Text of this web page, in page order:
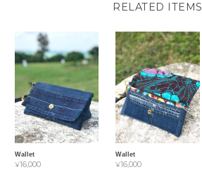
RELATED ITEMS
Wallet
¥16,000
Wallet
¥16,000